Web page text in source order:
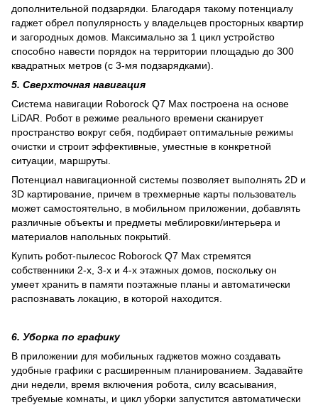
дополнительной подзарядки. Благодаря такому потенциалу
гаджет обрел популярность у владельцев просторных квартир
и загородных домов. Максимально за 1 цикл устройство
способно навести порядок на территории площадью до 300
квадратных метров (с 3-мя подзарядками).
5. Сверхточная навигация
Система навигации Roborock Q7 Max построена на основе
LiDAR. Робот в режиме реального времени сканирует
пространство вокруг себя, подбирает оптимальные режимы
очистки и строит эффективные, уместные в конкретной
ситуации, маршруты.
Потенциал навигационной системы позволяет выполнять 2D и
3D картирование, причем в трехмерные карты пользователь
может самостоятельно, в мобильном приложении, добавлять
различные объекты и предметы меблировки/интерьера и
материалов напольных покрытий.
Купить робот-пылесос Roborock Q7 Max стремятся
собственники 2-х, 3-х и 4-х этажных домов, поскольку он
умеет хранить в памяти поэтажные планы и автоматически
распознавать локацию, в которой находится.
6. Уборка по графику
В приложении для мобильных гаджетов можно создавать
удобные графики с расширенным планированием. Задавайте
дни недели, время включения робота, силу всасывания,
требуемые комнаты, и цикл уборки запустится автоматически